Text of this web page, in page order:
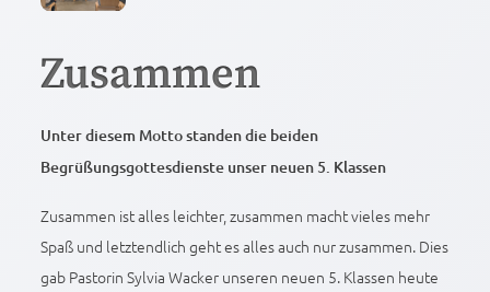
Zusammen
Unter diesem Motto standen die beiden
Begrüßungsgottesdienste unser neuen 5. Klassen
Zusammen ist alles leichter, zusammen macht vieles mehr
Spaß und letztendlich geht es alles auch nur zusammen. Dies
gab Pastorin Sylvia Wacker unseren neuen 5. Klassen heute